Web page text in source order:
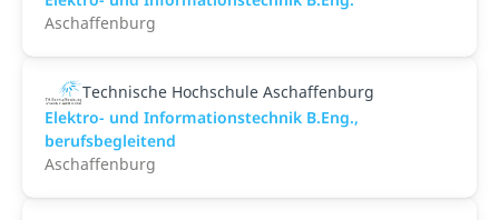
Aschaffenburg
Technische Hochschule Aschaffenburg
Elektro- und Informationstechnik B.Eng.,
berufsbegleitend
Aschaffenburg